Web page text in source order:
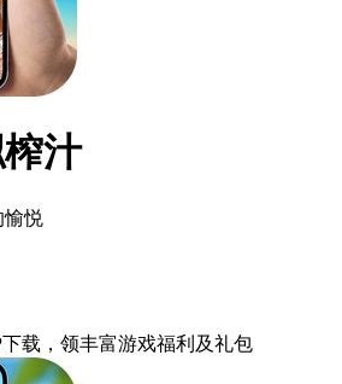
汁
愉悦
下载 ，领丰富游戏福利 及礼包